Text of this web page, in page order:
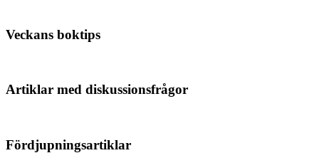
Veckans boktips
Artiklar med diskussionsfrågor
Fördjupningsartiklar